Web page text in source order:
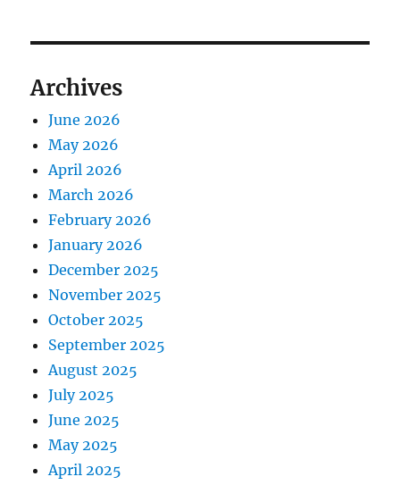
Archives
June 2026
May 2026
April 2026
March 2026
February 2026
January 2026
December 2025
November 2025
October 2025
September 2025
August 2025
July 2025
June 2025
May 2025
April 2025